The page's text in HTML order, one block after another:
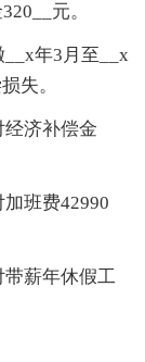
元。
年3月至__x
失。
经济补偿金
班费42990
薪年休假工